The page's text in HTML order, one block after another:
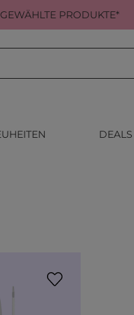
PRODUKTE*
DEALS